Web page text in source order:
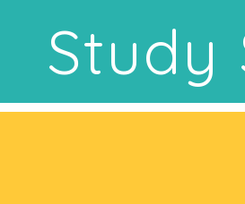
Study